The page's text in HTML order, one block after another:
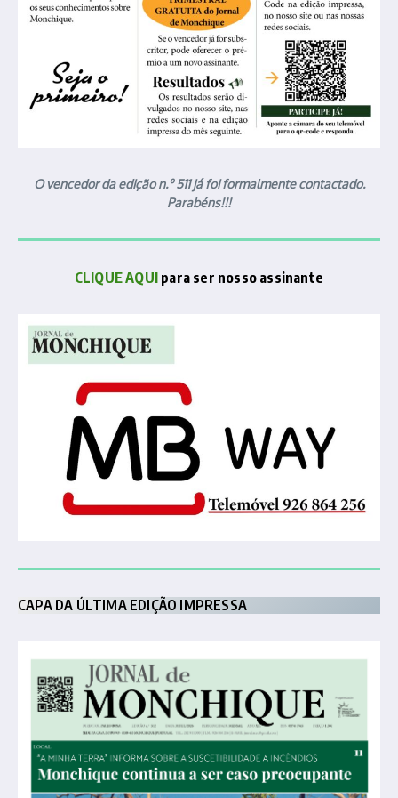
O vencedor da edição n.º 511 já foi formalmente contactado.
Parabéns!!!
CLIQUE AQUI para ser nosso assinante
CAPA DA ÚLTIMA EDIÇÃO IMPRESSA